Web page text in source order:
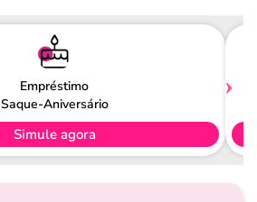
Empréstimo
Saque-Aniversário
Simule agora